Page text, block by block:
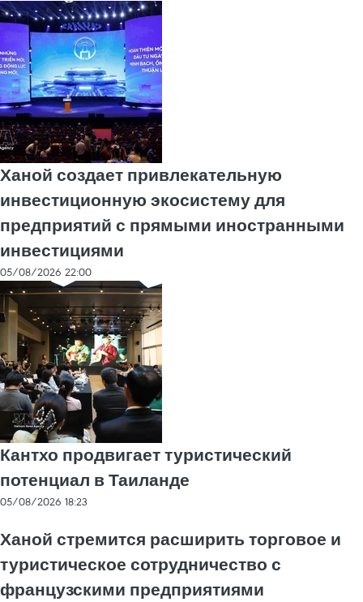
Ханой создает привлекательную
инвестиционную экосистему для
предприятий с прямыми иностранными
инвестициями
05/08/2026 22:00
Кантхо продвигает туристический
потенциал в Таиланде
05/08/2026 18:23
Ханой стремится расширить торговое и
туристическое сотрудничество с
французскими предприятиями